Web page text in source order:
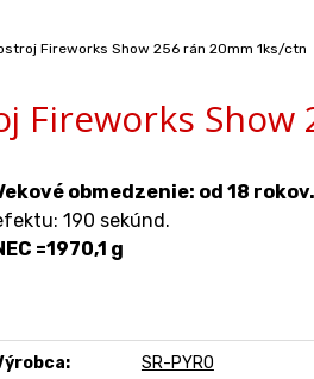
Fireworks Show 256 rán 20mm 1ks/ctn
Fireworks Show
obmedzenie: od 18 rokov.
190 sekúnd.
=1970,1 g
SR-PYRO